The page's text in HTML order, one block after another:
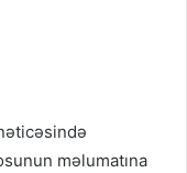
məlumatına